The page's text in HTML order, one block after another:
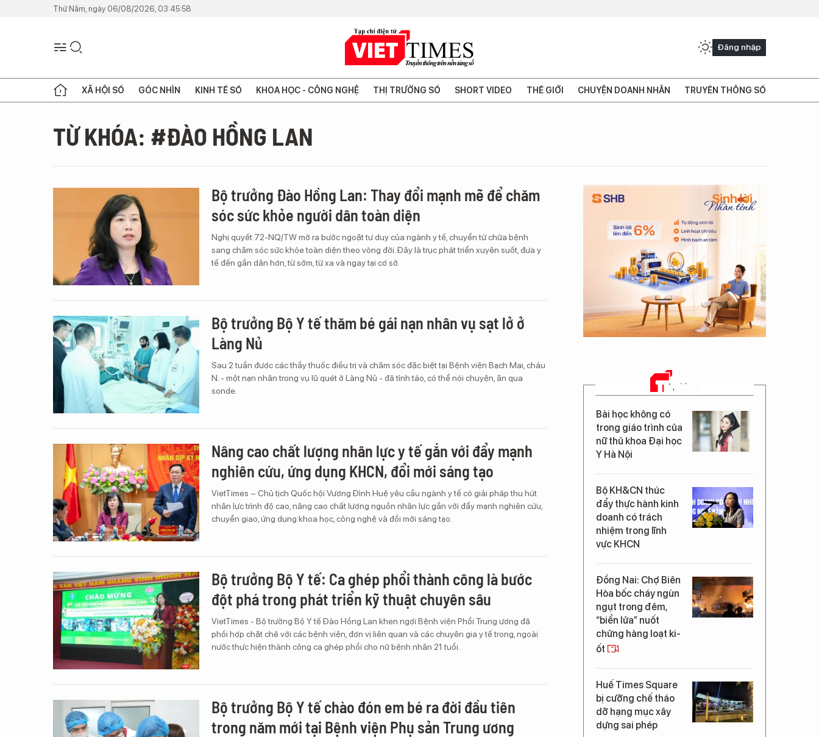
Thứ Năm, ngày 06/08/2026, 03:45:58
Đăng nhập
XÃ HỘI SỐ GÓC NHÌN KINH TẾ SỐ KHOA HỌC - CÔNG NGHỆ THỊ TRƯỜNG SỐ SHORT VIDEO THẾ GIỚI CHUYỆN DOANH NHÂN TRUYỀN THÔNG SỐ
TỪ KHÓA: #ĐÀO HỒNG LAN
Bộ trưởng Đào Hồng Lan: Thay đổi mạnh mẽ để chăm
sóc sức khỏe người dân toàn diện
Nghị quyết 72-NQ/TW mở ra bước ngoặt tư duy của ngành y tế, chuyển từ chữa bệnh
sang chăm sóc sức khỏe toàn diện theo vòng đời. Đây là trục phát triển xuyên suốt, đưa y
tế đến gần dân hơn, từ sớm, từ xa và ngay tại cơ sở.
Bộ trưởng Bộ Y tế thăm bé gái nạn nhân vụ sạt lở ở
Làng Nủ
Sau 2 tuần được các thầy thuốc điều trị và chăm sóc đặc biệt tại Bệnh viện Bạch Mai, cháu
N. - một nạn nhân trong vụ lũ quét ở Làng Nủ - đã tỉnh táo, có thể nói chuyện, ăn qua
sonde.
Nâng cao chất lượng nhân lực y tế gắn với đẩy mạnh
nghiên cứu, ứng dụng KHCN, đổi mới sáng tạo
VietTimes – Chủ tịch Quốc hội Vương Đình Huệ yêu cầu ngành y tế có giải pháp thu hút
nhân lực trình độ cao, nâng cao chất lượng nguồn nhân lực gắn với đẩy mạnh nghiên cứu,
chuyển giao, ứng dụng khoa học, công nghệ và đổi mới sáng tạo.
Bộ trưởng Bộ Y tế: Ca ghép phổi thành công là bước
đột phá trong phát triển kỹ thuật chuyên sâu
VietTimes - Bộ trưởng Bộ Y tế Đào Hồng Lan khen ngợi Bệnh viện Phổi Trung ương đã
phối hợp chặt chẽ với các bệnh viện, đơn vị liên quan và các chuyên gia y tế trong, ngoài
nước thực hiện thành công ca ghép phổi cho nữ bệnh nhân 21 tuổi.
Bộ trưởng Bộ Y tế chào đón em bé ra đời đầu tiên
trong năm mới tại Bệnh viện Phụ sản Trung ương
TIN MỚI
Bài học không có
trong giáo trình của
nữ thủ khoa Đại học
Y Hà Nội
Bộ KH&CN thúc
đẩy thực hành kinh
doanh có trách
nhiệm trong lĩnh
vực KHCN
Đồng Nai: Chợ Biên
Hòa bốc cháy ngùn
ngụt trong đêm,
“biển lửa” nuốt
chửng hàng loạt ki-
ốt
Huế Times Square
bị cưỡng chế tháo
dỡ hạng mục xây
dựng sai phép